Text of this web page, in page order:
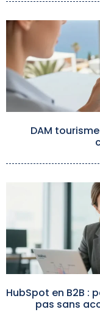
DAM
HubSpot en B2B :
pas sans